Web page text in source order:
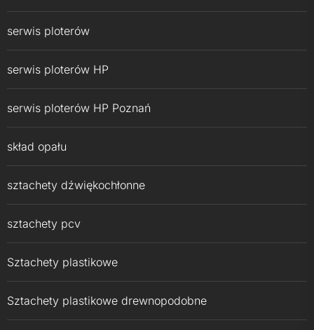
serwis ploterów
serwis ploterów HP
serwis ploterów HP Poznań
skład opału
sztachety dźwiękochłonne
sztachety pcv
Sztachety plastikowe
Sztachety plastikowe drewnopodobne